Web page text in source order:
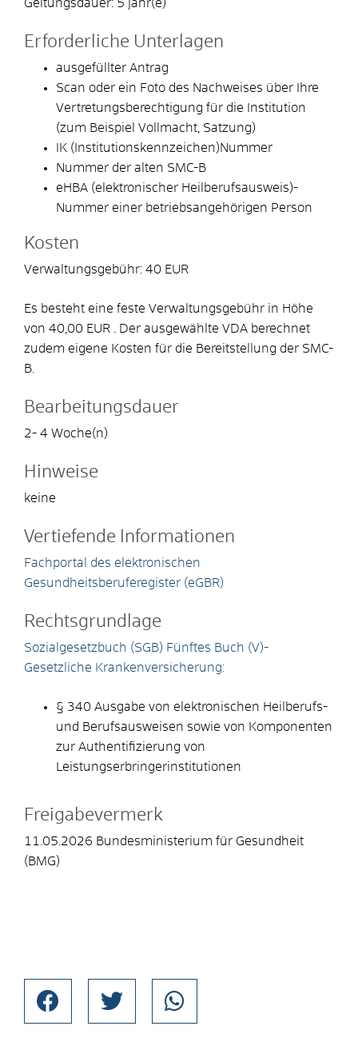
Geltungsdauer: 5 Jahr(e)
Erforderliche Unterlagen
ausgefüllter Antrag
Scan oder ein Foto des Nachweises über Ihre
Vertretungsberechtigung für die Institution
(zum Beispiel Vollmacht, Satzung)
IK (Institutionskennzeichen)Nummer
Nummer der alten SMC-B
eHBA (elektronischer Heilberufsausweis)-
Nummer einer betriebsangehörigen Person
Kosten
Verwaltungsgebühr: 40 EUR
Es besteht eine feste Verwaltungsgebühr in Höhe
von 40,00 EUR . Der ausgewählte VDA berechnet
zudem eigene Kosten für die Bereitstellung der SMC-
B.
Bearbeitungsdauer
2- 4 Woche(n)
Hinweise
keine
Vertiefende Informationen
Fachportal des elektronischen
Gesundheitsberuferegister (eGBR)
Rechtsgrundlage
Sozialgesetzbuch (SGB) Fünftes Buch (V)-
Gesetzliche Krankenversicherung:
§ 340 Ausgabe von elektronischen Heilberufs-
und Berufsausweisen sowie von Komponenten
zur Authentifizierung von
Leistungserbringerinstitutionen
Freigabevermerk
11.05.2026 Bundesministerium für Gesundheit
(BMG)